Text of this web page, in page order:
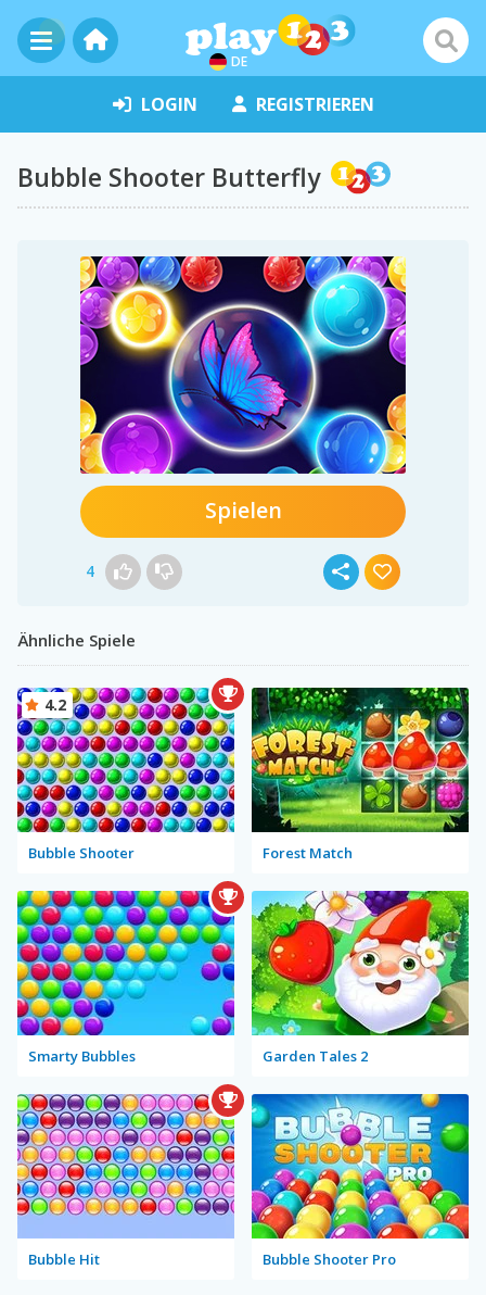
DE
LOGIN REGISTRIEREN
Bubble Shooter Butterfly
Spielen
4
Ähnliche Spiele
Bubble Shooter
4.2
Forest Match
Smarty Bubbles Garden Tales 2
Bubble Hit Bubble Shooter Pro